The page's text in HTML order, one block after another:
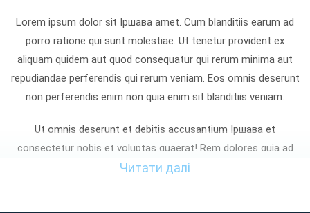
Lorem ipsum dolor sit Іршава amet. Cum blanditiis earum ad
porro ratione qui sunt molestiae. Ut tenetur provident ex
aliquam quidem aut quod consequatur qui rerum minima aut
repudiandae perferendis qui rerum veniam. Eos omnis deserunt
non perferendis enim non quia enim sit blanditiis veniam.
Ut omnis deserunt et debitis accusantium Іршава et
consectetur nobis et voluptas quaerat! Rem dolores quia ad
enim omnis sed laudantium aspernatur non quia iste At
Читати далі